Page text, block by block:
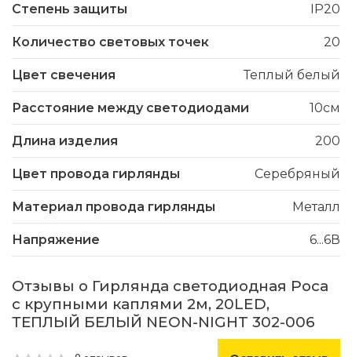
Степень защиты IP20
Количество световых точек 20
Цвет свечения Теплый белый
Расстояние между светодиодами 10см
Длина изделия 200
Цвет провода гирлянды Серебряный
Материал провода гирлянды Металл
Напряжение 6...6В
Отзывы о Гирлянда светодиодная Роса
с крупными каплями 2м, 20LED,
ТЕПЛЫЙ БЕЛЫЙ NEON-NIGHT 302-006